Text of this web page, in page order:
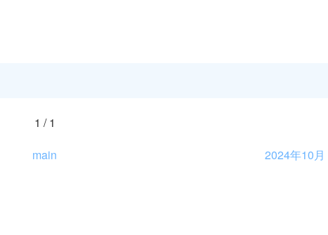
1 / 1
main 2024年10月